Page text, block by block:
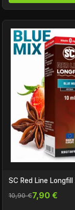
SC Red Line
10,90 €7,90 €